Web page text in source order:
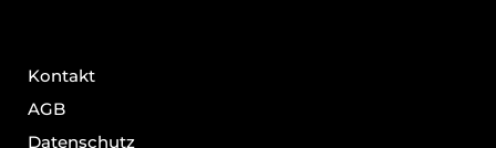
Kontakt
AGB
Datenschutz